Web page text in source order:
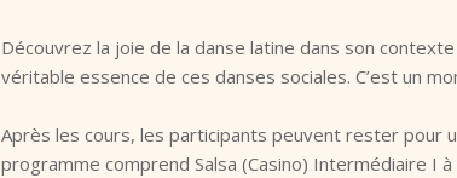
‹
Découvrez la joie de la danse latine dans son
véritable essence de ces danses sociales. C’est un
Après les cours, les participants peuvent rester pour
programme comprend Salsa (Casino) Intermédiaire I